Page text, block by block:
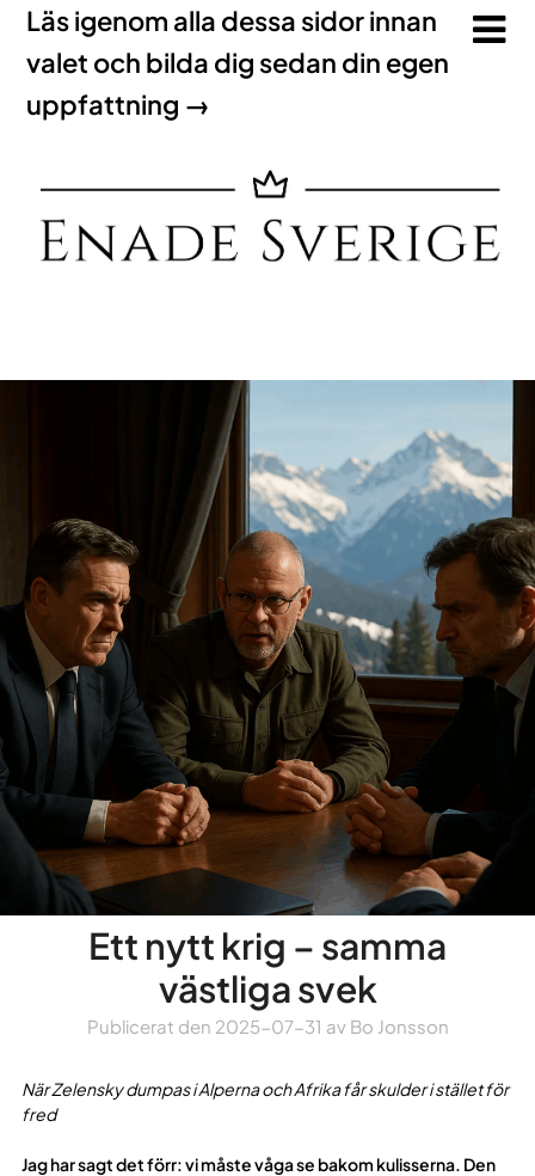
Läs igenom alla dessa sidor innan
valet och bilda dig sedan din egen
uppfattning →
Ett nytt krig – samma
västliga svek
Publicerat den 2025-07-31 av Bo Jonsson
När Zelensky dumpas i Alperna och Afrika får skulder i stället för
fred
Jag har sagt det förr: vi måste våga se bakom kulisserna. Den